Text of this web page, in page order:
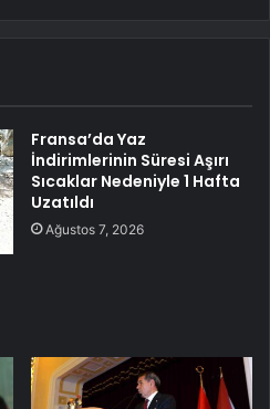
Fransa’da Yaz
İndirimlerinin Süresi Aşırı
Sıcaklar Nedeniyle 1 Hafta
Uzatıldı
Ağustos 7, 2026